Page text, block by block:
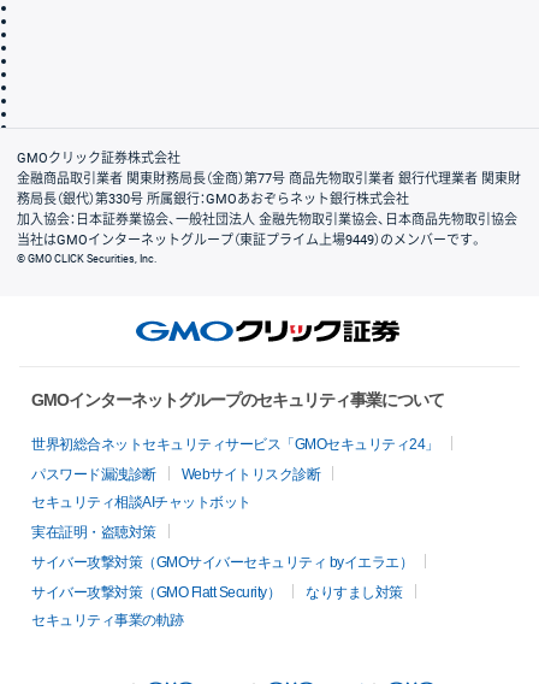
会社案内
GMOクリック証券株式会社
金融商品取引業者 関東財務局長（金商）第77号 商品先物取引業者 銀行代理業者 関東財
務局長（銀代）第330号 所属銀行：GMOあおぞらネット銀行株式会社
加入協会：日本証券業協会、一般社団法人 金融先物取引業協会、日本商品先物取引協会
当社はGMOインターネットグループ（東証プライム上場9449）のメンバーです。
© GMO CLICK Securities, Inc.
GMOインターネットグループのセキュリティ事業について
世界初総合ネットセキュリティサービス「GMOセキュリティ24」
パスワード漏洩診断
Webサイトリスク診断
セキュリティ相談AIチャットボット
実在証明・盗聴対策
サイバー攻撃対策（GMOサイバーセキュリティ byイエラエ）
サイバー攻撃対策（GMO Flatt Security）
なりすまし対策
セキュリティ事業の軌跡